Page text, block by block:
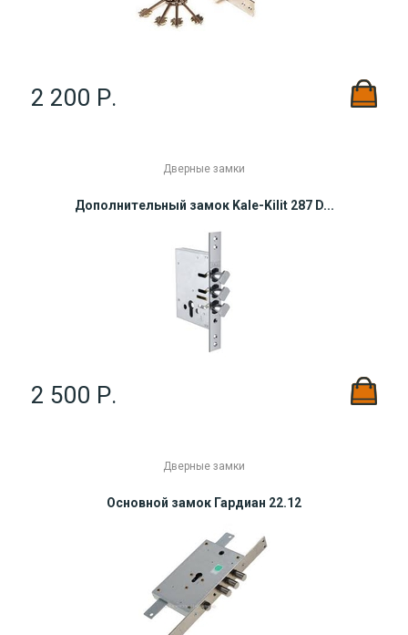
2 200 Р.
Дверные замки
Дополнительный замок Kale-Kilit 287 D...
2 500 Р.
Дверные замки
Основной замок Гардиан 22.12